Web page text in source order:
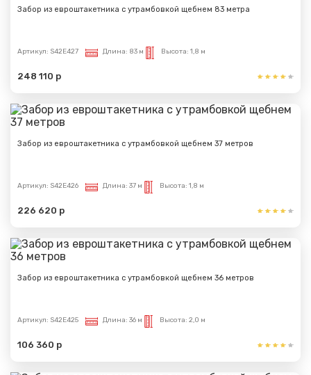
Забор из евроштакетника с утрамбовкой щебнем 83 метра
Артикул: S42E427 Длина: 83 м Высота: 1,8 м
248 110 р
Забор из евроштакетника с утрамбовкой щебнем 37 метров
Артикул: S42E426 Длина: 37 м Высота: 1,8 м
226 620 р
Забор из евроштакетника с утрамбовкой щебнем 36 метров
Артикул: S42E425 Длина: 36 м Высота: 2,0 м
106 360 р